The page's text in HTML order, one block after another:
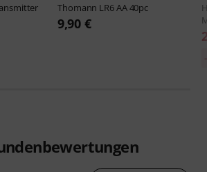
Thomann LR6 AA 40pc
9,90 €